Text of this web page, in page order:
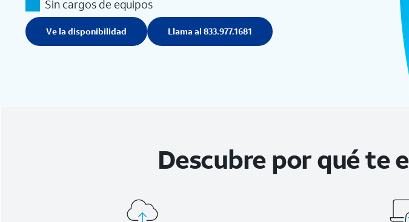
Sin cargos de equipos
Ve la disponibilidad Llama al 833.977.1681
Descubre por qué te